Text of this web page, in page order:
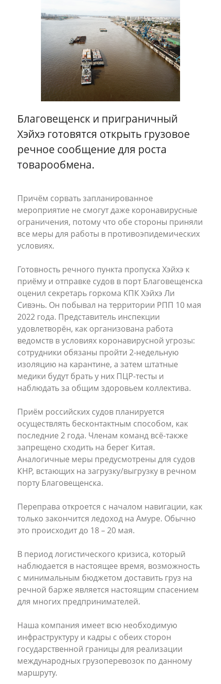
Эконом-
Все кейсы
Благовещенск и приграничный
Хэйхэ готовятся открыть грузовое
речное сообщение для роста
товарообмена.
Причём сорвать запланированное
мероприятие не смогут даже коронавирусные
ограничения, потому что обе стороны приняли
все меры для работы в противоэпидемических
условиях.
Готовность речного пункта пропуска Хэйхэ к
приёму и отправке судов в порт Благовещенска
оценил секретарь горкома КПК Хэйхэ Ли
Сивэнь. Он побывал на территории РПП 10 мая
2022 года. Представитель инспекции
удовлетворён, как организована работа
ведомств в условиях коронавирусной угрозы:
сотрудники обязаны пройти 2-недельную
изоляцию на карантине, а затем штатные
медики будут брать у них ПЦР-тесты и
наблюдать за общим здоровьем коллектива.
Приём российских судов планируется
осуществлять бесконтактным способом, как
последние 2 года. Членам команд всё-также
запрещено сходить на берег Китая.
Аналогичные меры предусмотрены для судов
КНР, встающих на загрузку/выгрузку в речном
порту Благовещенска.
Переправа откроется с началом навигации, как
только закончится ледоход на Амуре. Обычно
это происходит до 18 – 20 мая.
В период логистического кризиса, который
наблюдается в настоящее время, возможность
с минимальным бюджетом доставить груз на
речной барже является настоящим спасением
для многих предпринимателей.
Наша компания имеет всю необходимую
инфраструктуру и кадры с обеих сторон
государственной границы для реализации
международных грузоперевозок по данному
маршруту.